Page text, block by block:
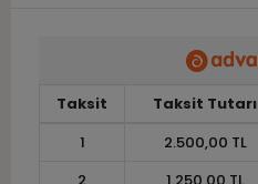
Taksit Taksit Tutarı
1
2.500,00 TL
2
1.250,00 TL